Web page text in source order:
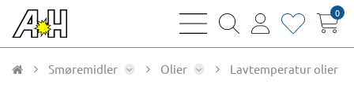
bars
magnifying
user
heart0
Smøremidler Olier Lavtemperatur olier